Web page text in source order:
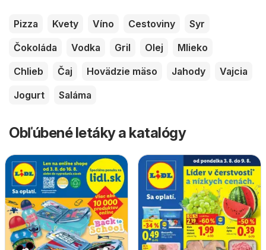
Pizza Kvety Víno Cestoviny
Syr
Čokoláda
Vodka Gril Olej
Mlieko
Chlieb
Čaj Hovädzie mäso Jahody
Vajcia
Jogurt
Saláma
Obľúbené letáky a katalógy